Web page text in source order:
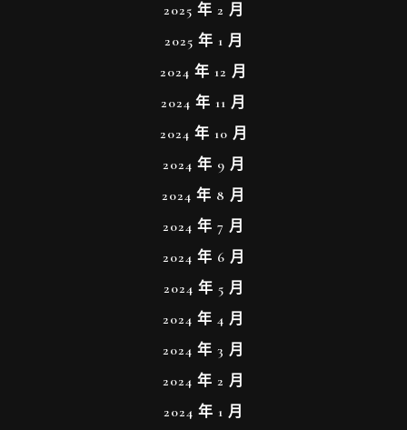
2025 年 2 月
2025 年 1 月
2024 年 12 月
2024 年 11 月
2024 年 10 月
2024 年 9 月
2024 年 8 月
2024 年 7 月
2024 年 6 月
2024 年 5 月
2024 年 4 月
2024 年 3 月
2024 年 2 月
2024 年 1 月